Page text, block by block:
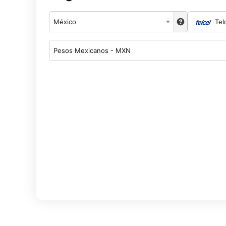
México
Pesos Mexicanos - MXN